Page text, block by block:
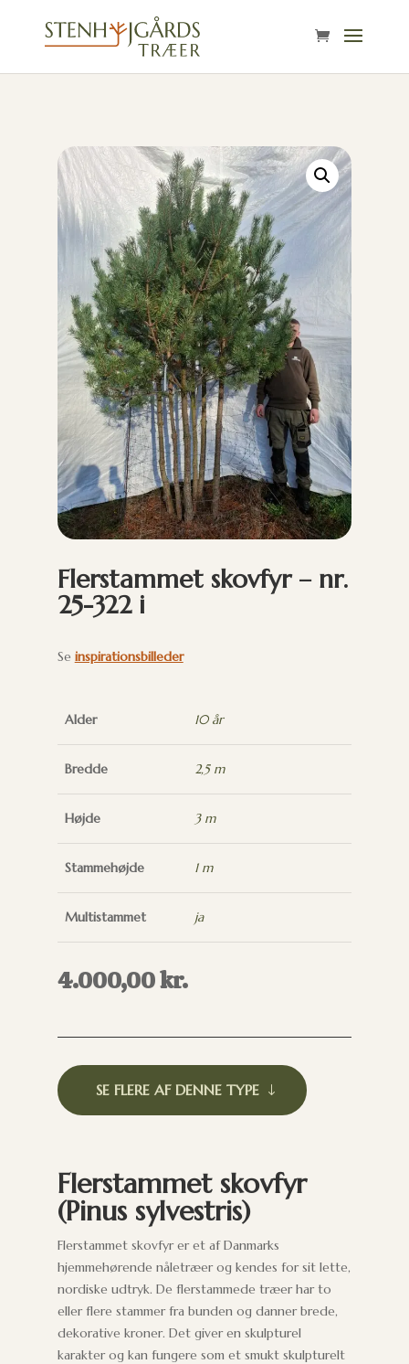
Flerstammet skovfyr – nr.
25-322 i
Se inspirationsbilleder
Alder 10 år
Bredde 2,5 m
Højde 3 m
Stammehøjde 1 m
Multistammet ja
4.000,00kr.
SE FLERE AF DENNE TYPE
Flerstammet skovfyr
(Pinus sylvestris)
Flerstammet skovfyr er et af Danmarks
hjemmehørende nåletræer og kendes for sit lette,
nordiske udtryk. De flerstammede træer har to
eller flere stammer fra bunden og danner brede,
dekorative kroner. Det giver en skulpturel
karakter og kan fungere som et smukt skulpturelt